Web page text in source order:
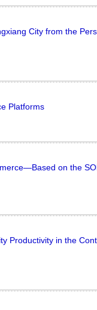
City from the
Platforms
on the
Productivity in the